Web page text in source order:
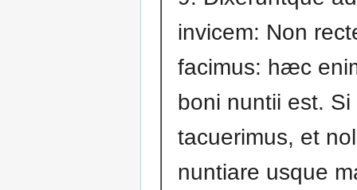
invicem: Non
facimus: hæc
boni nuntii est. Si
tacuerimus, et
nuntiare usque